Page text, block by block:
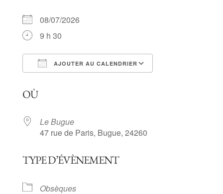
08/07/2026
9 h 30
AJOUTER AU CALENDRIER
OÙ
Le Bugue
47 rue de Paris, Bugue, 24260
TYPE D’ÉVÈNEMENT
Obsèques